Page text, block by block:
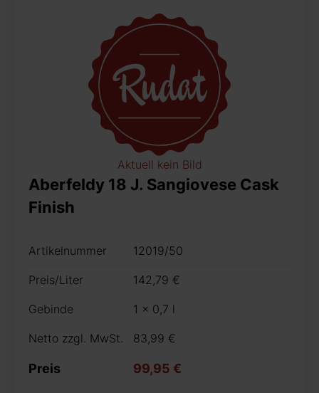
Aktuell kein Bild
Aberfeldy 18 J. Sangiovese Cask
Finish
Artikelnummer 12019/50
Preis/Liter 142,79 €
Gebinde 1 x 0,7 l
Netto zzgl. MwSt. 83,99 €
Preis 99,95 €